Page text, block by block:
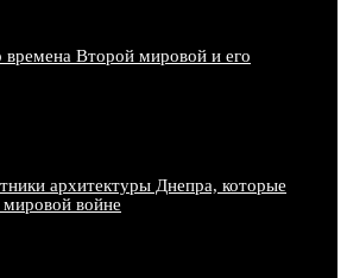
Второй мировой и его
архитектуры Днепра, которые
войне